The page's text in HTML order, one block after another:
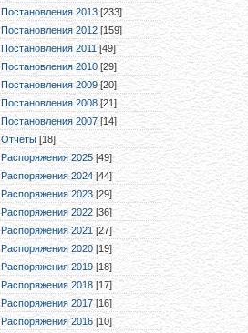
Постановления 2013 [233]
Постановления 2012 [159]
Постановления 2011 [49]
Постановления 2010 [29]
Постановления 2009 [20]
Постановления 2008 [21]
Постановления 2007 [14]
Отчеты [18]
Распоряжения 2025 [49]
Распоряжения 2024 [44]
Распоряжения 2023 [29]
Распоряжения 2022 [36]
Распоряжения 2021 [27]
Распоряжения 2020 [19]
Распоряжения 2019 [18]
Распоряжения 2018 [17]
Распоряжения 2017 [16]
Распоряжения 2016 [10]